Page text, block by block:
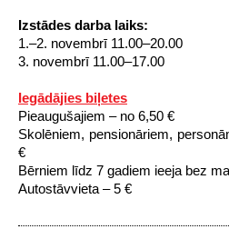
Izstādes darba laiks:
1.–2. novembrī 11.00–20.00
3. novembrī 11.00–17.00
Iegādājies biļetes
Pieaugušajiem – no 6,50 €
Skolēniem, pensionāriem,
€
Bērniem līdz 7 gadiem ieeja bez
Autostāvvieta – 5 €